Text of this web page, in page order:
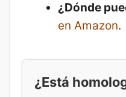
¿Dónde
en Amazon.
¿Está